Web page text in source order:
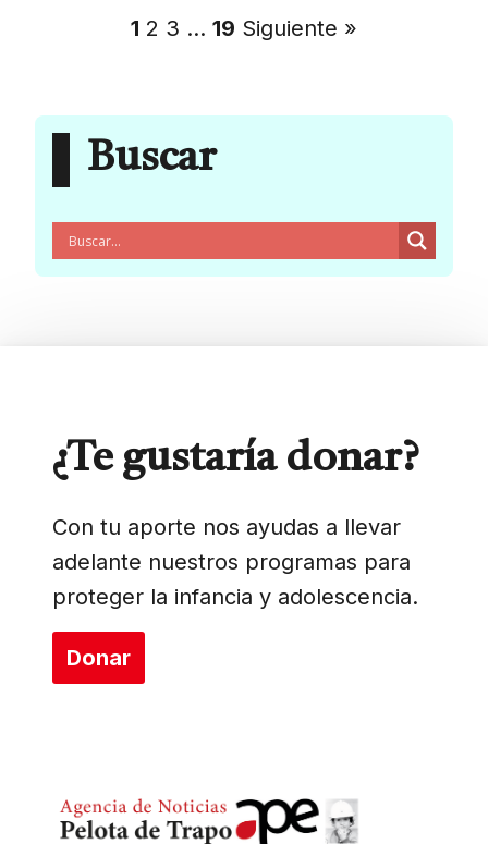
1 2 3 … 19 Siguiente »
Buscar
¿Te gustaría donar?
Con tu aporte nos ayudas a llevar
adelante nuestros programas para
proteger la infancia y adolescencia.
Donar